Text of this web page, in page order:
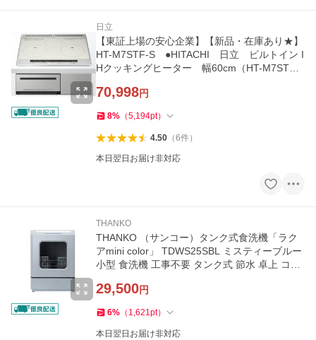
日立
【東証上場の安心企業】【新品・在庫あり★】
HT-M7STF-S ●HITACHI 日立 ビルトイン I
Hクッキングヒーター 幅60cm（HT-M7ST
70,998円
8% （5,194pt）
4.50（6件）
本日翌日お届け非対応
THANKO
THANKO （サンコー）タンク式食洗機「ラク
アmini color」 TDWS25SBL ミスティーブルー
小型 食洗機 工事不要 タンク式 節水 卓上 コン
29,500円
6% （ 1,621pt）
本日翌日お届け非対応